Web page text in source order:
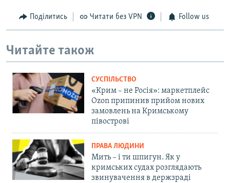
Поділитись Читати без VPN Follow us
Читайте також
СУСПІЛЬСТВО
«Крим – не Росія»: маркетплейс
Ozon припинив прийом нових
замовлень на Кримському
півострові
ПРАВА ЛЮДИНИ
Мить – і ти шпигун. Як у
кримських судах розглядають
звинувачення в держзраді